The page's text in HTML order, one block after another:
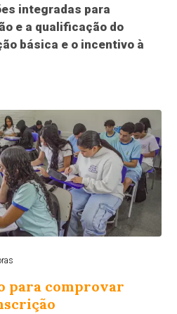
integradas para
e a qualificação do
básica e o incentivo à
para comprovar